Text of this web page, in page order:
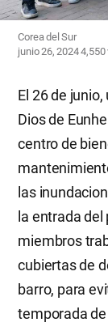
Corea del Sur
junio 26, 20244,550
El 26 de
Dios de
centro de
las
la entrada
miembros
cubiertas de
barro, para
temporada